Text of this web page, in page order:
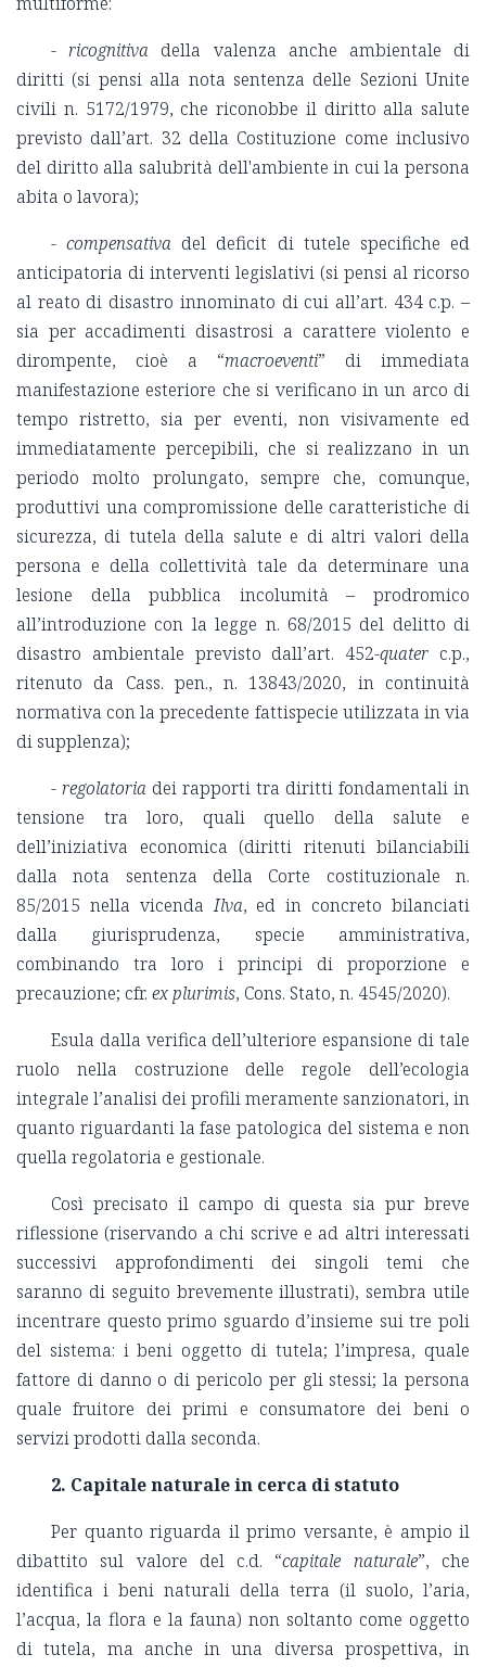
- ricognitiva della valenza anche ambientale di
diritti (si pensi alla nota sentenza delle Sezioni Unite
civili n. 5172/1979, che riconobbe il diritto alla salute
previsto dall’art. 32 della Costituzione come inclusivo
del diritto alla salubrità dell'ambiente in cui la persona
abita o lavora);
- compensativa del deficit di tutele specifiche ed
anticipatoria di interventi legislativi (si pensi al ricorso
al reato di disastro innominato di cui all’art. 434 c.p. –
sia per accadimenti disastrosi a carattere violento e
dirompente, cioè a “macroeventi” di immediata
manifestazione esteriore che si verificano in un arco di
tempo ristretto, sia per eventi, non visivamente ed
immediatamente percepibili, che si realizzano in un
periodo molto prolungato, sempre che, comunque,
produttivi una compromissione delle caratteristiche di
sicurezza, di tutela della salute e di altri valori della
persona e della collettività tale da determinare una
lesione della pubblica incolumità – prodromico
all’introduzione con la legge n. 68/2015 del delitto di
disastro ambientale previsto dall’art. 452-quater c.p.,
ritenuto da Cass. pen., n. 13843/2020, in continuità
normativa con la precedente fattispecie utilizzata in via
di supplenza);
- regolatoria dei rapporti tra diritti fondamentali in
tensione tra loro, quali quello della salute e
dell’iniziativa economica (diritti ritenuti bilanciabili
dalla nota sentenza della Corte costituzionale n.
85/2015 nella vicendaIlva, ed in concreto bilanciati
dalla giurisprudenza, specie amministrativa,
combinando tra loro i principi di proporzione e
precauzione; cfr. ex plurimis, Cons. Stato, n. 4545/2020).
Esula dalla verifica dell’ulteriore espansione di tale
ruolo nella costruzione delle regole dell’ecologia
integrale l’analisi dei profili meramente sanzionatori, in
quanto riguardanti la fase patologica del sistema e non
quella regolatoria e gestionale.
Così precisato il campo di questa sia pur breve
riflessione (riservando a chi scrive e ad altri interessati
successivi approfondimenti dei singoli temi che
saranno di seguito brevemente illustrati), sembra utile
incentrare questo primo sguardo d’insieme sui tre poli
del sistema: i beni oggetto di tutela; l’impresa, quale
fattore di danno o di pericolo per gli stessi; la persona
quale fruitore dei primi e consumatore dei beni o
servizi prodotti dalla seconda.
2. Capitale naturale in cerca di statuto
Per quanto riguarda il primo versante, è ampio il
dibattito sul valore del c.d. “capitale naturale”, che
identifica i beni naturali della terra (il suolo, l’aria,
l’acqua, la flora e la fauna) non soltanto come oggetto
di tutela, ma anche in una diversa prospettiva, in